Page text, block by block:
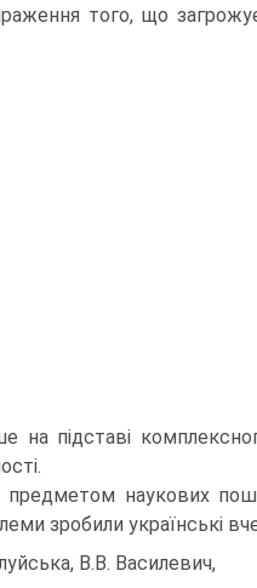
того, що
підставі
наукових
зробили українські
В.В. Василевич,